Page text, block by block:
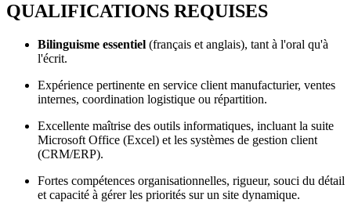
QUALIFICATIONS REQUISES
Bilinguisme essentiel (français et anglais), tant à l'oral qu'à
l'écrit.
Expérience pertinente en service client manufacturier, ventes
internes, coordination logistique ou répartition.
Excellente maîtrise des outils informatiques, incluant la suite
Microsoft Office (Excel) et les systèmes de gestion client
(CRM/ERP).
Fortes compétences organisationnelles, rigueur, souci du détail
et capacité à gérer les priorités sur un site dynamique.